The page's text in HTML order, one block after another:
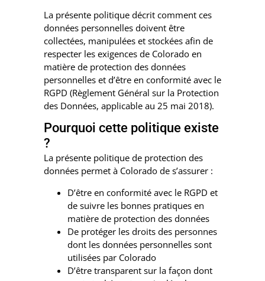
La présente politique décrit comment ces
données personnelles doivent être
collectées, manipulées et stockées afin de
respecter les exigences de Colorado en
matière de protection des données
personnelles et d’être en conformité avec le
RGPD (Règlement Général sur la Protection
des Données, applicable au 25 mai 2018).
Pourquoi cette politique existe
?
La présente politique de protection des
données permet à Colorado de s’assurer :
D’être en conformité avec le RGPD et
de suivre les bonnes pratiques en
matière de protection des données
De protéger les droits des personnes
dont les données personnelles sont
utilisées par Colorado
D’être transparent sur la façon dont